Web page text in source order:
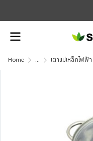
Home ... เตาแม่เหล็กไฟฟ้า